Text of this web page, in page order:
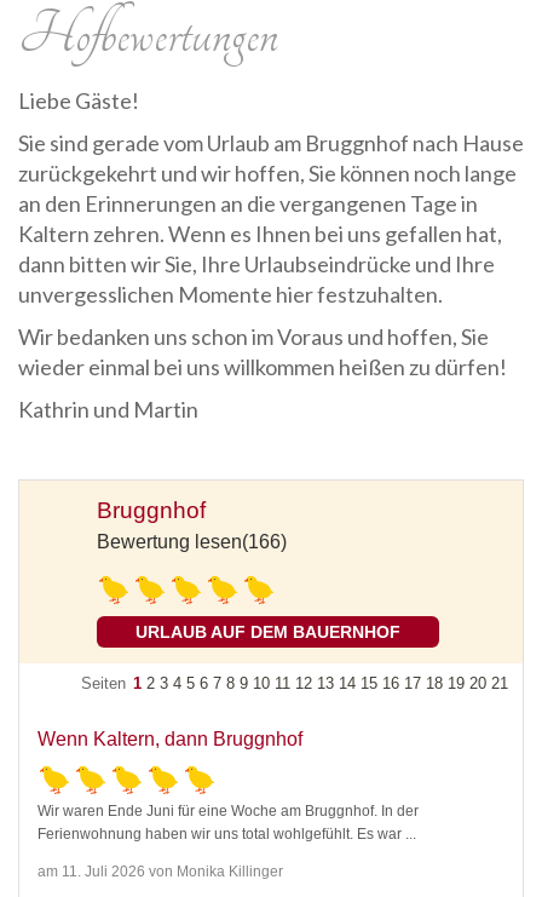
Hofbewertungen
Liebe Gäste!
Sie sind gerade vom Urlaub am Bruggnhof nach Hause
zurückgekehrt und wir hoffen, Sie können noch lange
an den Erinnerungen an die vergangenen Tage in
Kaltern zehren. Wenn es Ihnen bei uns gefallen hat,
dann bitten wir Sie, Ihre Urlaubseindrücke und Ihre
unvergesslichen Momente hier festzuhalten.
Wir bedanken uns schon im Voraus und hoffen, Sie
wieder einmal bei uns willkommen heißen zu dürfen!
Kathrin und Martin
Bruggnhof
Bewertung lesen(166)
URLAUB AUF DEM BAUERNHOF
Seiten 1 2 3 4 5 6 7 8 9 10 11 12 13 14 15 16 17 18 19 20 21
Wenn Kaltern, dann Bruggnhof
Wir waren Ende Juni für eine Woche am Bruggnhof. In der
Ferienwohnung haben wir uns total wohlgefühlt. Es war ...
am 11. Juli 2026 von Monika Killinger